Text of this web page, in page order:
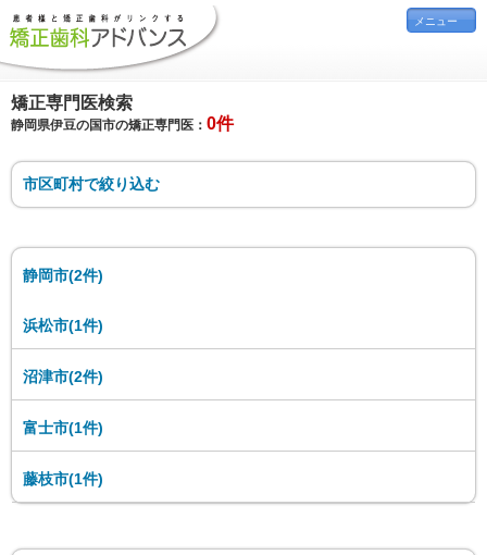
メニュー
矯正専門医検索
静岡県伊豆の国市の矯正専門医： 0件
市区町村で絞り込む
静岡市(2件)
浜松市(1件)
沼津市(2件)
富士市(1件)
藤枝市(1件)